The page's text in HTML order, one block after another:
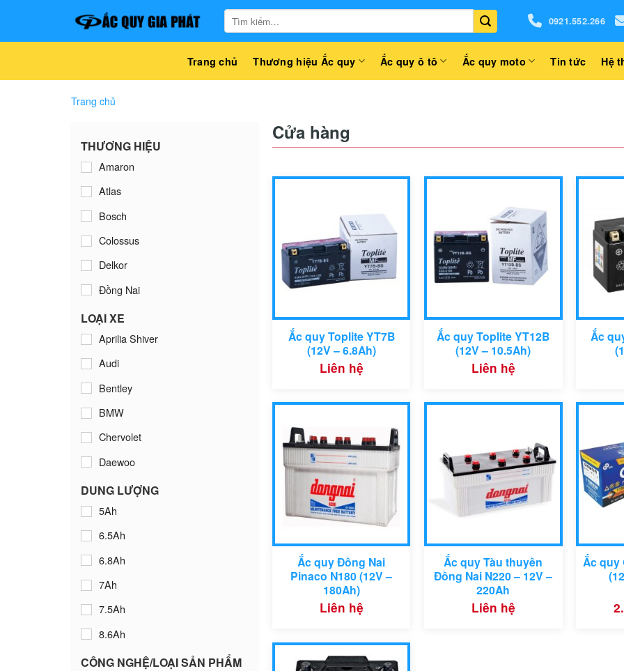
nội
Tìm
kiếm:
0921.552.266
Trang chủ Thương hiệu Ắc quy Ắc quy ô tô Ắc quy moto Tin tức Hệ
Trang chủ
THƯƠNG HIỆU
Amaron
Atlas
Bosch
Colossus
Delkor
Đồng Nai
Globe
GS
Long
Panasonic
Platinum
Rocket
Toplite
Varta
Vision
LOẠI XE
Aprilia Shiver
Audi
Bentley
BMW
Chervolet
Daewoo
Ducati
Ford
Harley - Davidson
Hino
Honda
Hyundai
Isuzu
Jaguar
DUNG LƯỢNG
5Ah
6.5Ah
6.8Ah
7Ah
7.5Ah
8.6Ah
9Ah
CÔNG NGHỆ/LOẠI SẢN PHẨM
Cửa hàng
Ắc quy Toplite YT7B
(12V – 6.8Ah)
Liên hệ
Ắc quy Toplite YT12B
(12V – 10.5Ah)
Liên hệ
Ắc
Ắc quy Đồng Nai
Pinaco N180 (12V –
180Ah)
Liên hệ
Ắc quy Tàu thuyền
Đồng Nai N220 – 12V –
220Ah
Liên hệ
Ắc quy